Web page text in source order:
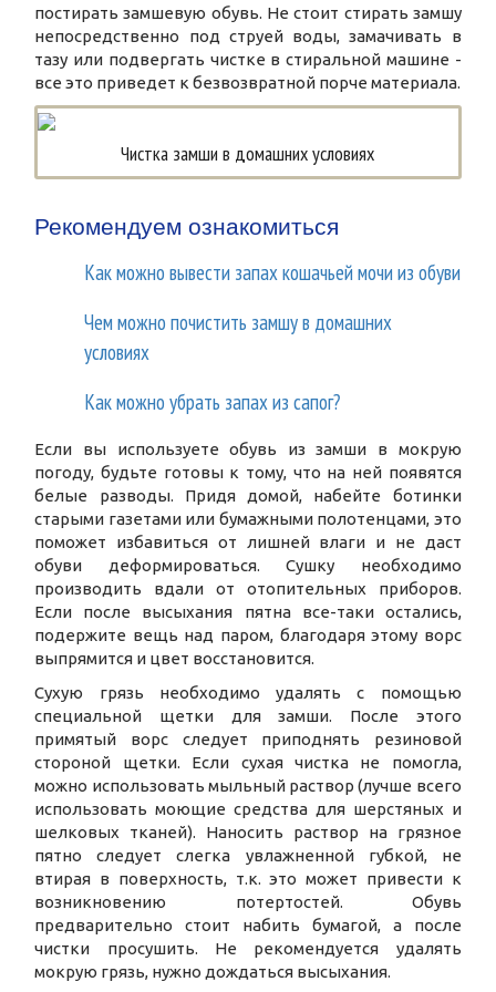
постирать замшевую обувь. Не стоит стирать замшу
непосредственно под струей воды, замачивать в
тазу или подвергать чистке в стиральной машине -
все это приведет к безвозвратной порче материала.
Чистка замши в домашних условиях
Рекомендуем ознакомиться
Как можно вывести запах кошачьей мочи из обуви
Чем можно почистить замшу в домашних
условиях
Как можно убрать запах из сапог?
Если вы используете обувь из замши в мокрую
погоду, будьте готовы к тому, что на ней появятся
белые разводы. Придя домой, набейте ботинки
старыми газетами или бумажными полотенцами, это
поможет избавиться от лишней влаги и не даст
обуви деформироваться. Сушку необходимо
производить вдали от отопительных приборов.
Если после высыхания пятна все-таки остались,
подержите вещь над паром, благодаря этому ворс
выпрямится и цвет восстановится.
Сухую грязь необходимо удалять с помощью
специальной щетки для замши. После этого
примятый ворс следует приподнять резиновой
стороной щетки. Если сухая чистка не помогла,
можно использовать мыльный раствор (лучше всего
использовать моющие средства для шерстяных и
шелковых тканей). Наносить раствор на грязное
пятно следует слегка увлажненной губкой, не
втирая в поверхность, т.к. это может привести к
возникновению потертостей. Обувь
предварительно стоит набить бумагой, а после
чистки просушить. Не рекомендуется удалять
мокрую грязь, нужно дождаться высыхания.